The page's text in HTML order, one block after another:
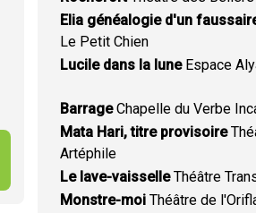
Elia généalogie d'un
Le Petit Chien
Lucile dans la luneEspace
BarrageChapelle du Verbe
Mata Hari, titre provisoire
Artéphile
Le lave-vaisselleThéâtre
Monstre-moi Théâtre de